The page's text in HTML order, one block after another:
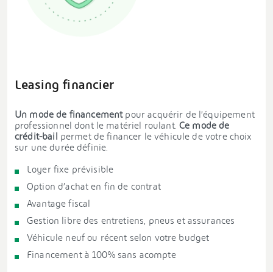
Leasing financier
Un mode de financementpour acquérir de l’équipement
professionnel dont le matériel roulant. Ce mode de
crédit-bail
permet de financer le véhicule de votre choix
sur une durée définie.
Loyer fixe prévisible
Option d’achat en fin de contrat
Avantage fiscal
Gestion libre des entretiens, pneus et assurances
Véhicule neuf ou récent selon votre budget
Financement à 100% sans acompte